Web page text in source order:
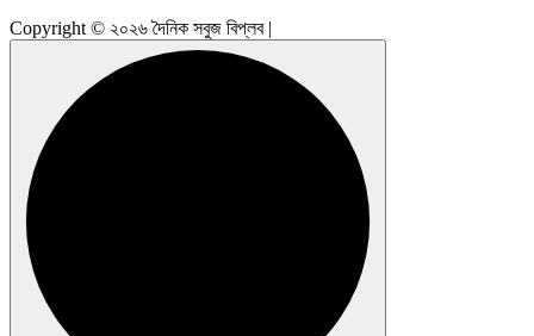
Copyright © ২০২৬ দৈনিক সবুজ বিপ্লব |